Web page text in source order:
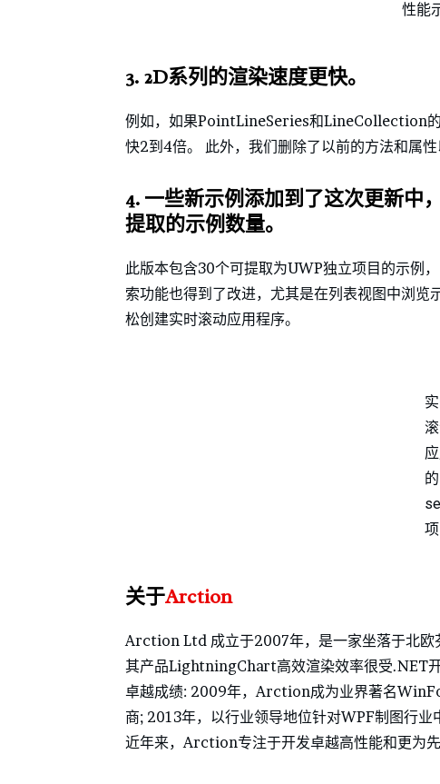
性能
3. 2D系列的渲染速度更快。
例如，如果PointLineSeries和LineCollection
快2到4倍。 此外，我们删除了以前的方法和属性
4. 一些新示例添加到了这次更新中
提取的示例数量。
此版本包含30个可提取为UWP独立项目的示例
索功能也得到了改进，尤其是在列表视图中浏
松创建实时滚动应用程序。
的
关于Arction
Arction Ltd 成立于2007年，是一家坐落于北欧
其产品LightningChart高效渲染效率很受.NET
卓越成绩: 2009年，Arction成为业界著名
商; 2013年，以行业领导地位针对WPF制图行
近年来，Arction专注于开发卓越高性能和更为